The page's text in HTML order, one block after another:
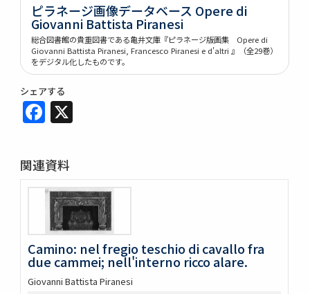
ピラネージ画像データベース Opere di
Giovanni Battista Piranesi
総合図書館の貴重図書である亀井文庫『ピラネージ版画集 Opere di
Giovanni Battista Piranesi, Francesco Piranesi e d'altri 』（全29巻）
をデジタル化したものです。
シェアする
Facebook
関連資料
Camino: nel fregio teschio di cavallo fra
due cammei; nell'interno ricco alare.
Giovanni Battista Piranesi